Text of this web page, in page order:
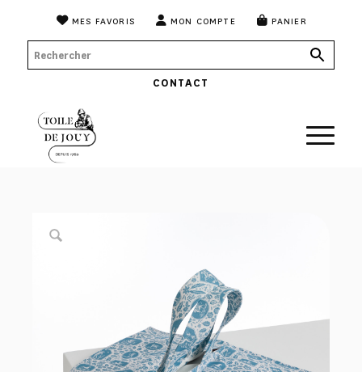
MES FAVORIS MON COMPTE PANIER
CONTACT